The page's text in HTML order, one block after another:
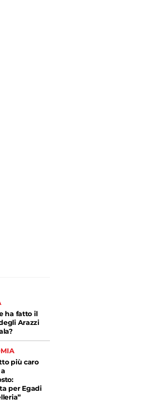
ha fatto il
Arazzi
più caro
per Egadi